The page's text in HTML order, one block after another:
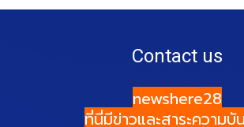
Contact us
newshere28
ที่นี่มีข่าวและสาระความบั